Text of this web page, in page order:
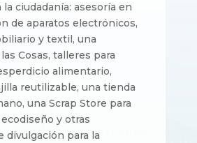
ciudadanía: asesoría en
de aparatos electrónicos,
y textil, una
Cosas, talleres para
alimentario,
reutilizable, una tienda
una Scrap Store para
y otras
divulgación para la